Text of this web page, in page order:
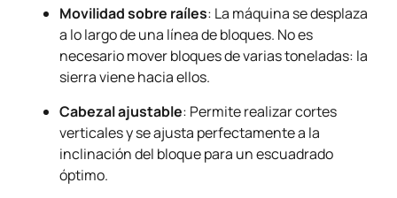
Movilidad sobre raíles: La máquina se desplaza
a lo largo de una línea de bloques. No es
necesario mover bloques de varias toneladas: la
sierra viene hacia ellos.
Cabezal ajustable: Permite realizar cortes
verticales y se ajusta perfectamente a la
inclinación del bloque para un escuadrado
óptimo.